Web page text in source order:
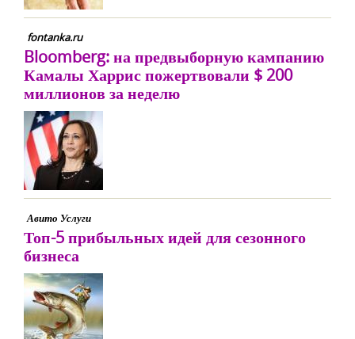
fontanka.ru
Bloomberg: на предвыборную кампанию
Камалы Харрис пожертвовали $ 200
миллионов за неделю
Авито Услуги
Топ-5 прибыльных идей для сезонного
бизнеса